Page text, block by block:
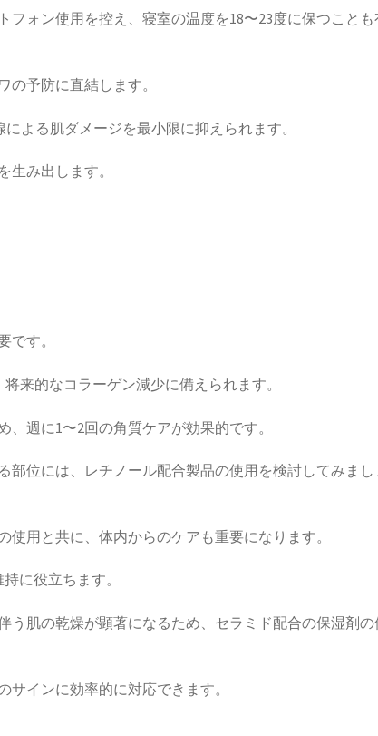
ォン使用を控え、寝室の温度を18〜23度に保つことも
予防に直結します。
よる肌ダメージを最小限に抑えられます。
み出します。
です。
来的なコラーゲン減少に備えられます。
週に1〜2回の角質ケアが効果的です。
部位には、レチノール配合製品の使用を検討してみまし
用と共に、体内からのケアも重要になります。
に役立ちます。
う肌の乾燥が顕著になるため、セラミド配合の保湿剤の
インに効率的に対応できます。